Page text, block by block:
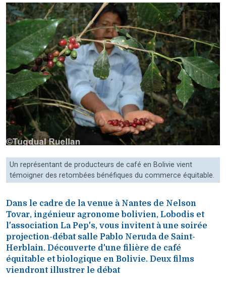
Un représentant de producteurs de café en Bolivie vient
témoigner des retombées bénéfiques du commerce équitable.
Dans le cadre de la venue à Nantes de Nelson
Tovar, ingénieur agronome bolivien, Lobodis et
l'association La Pep's, vous invitent à une soirée
projection-débat salle Pablo Neruda de Saint-
Herblain. Découverte d'une filière de café
équitable et biologique en Bolivie. Deux films
viendront illustrer le débat